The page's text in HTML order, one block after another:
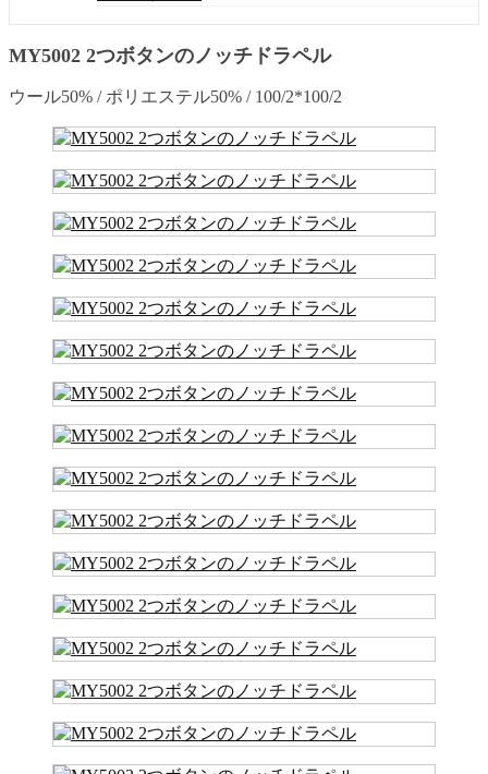
MY5002 2つボタンのノッチドラペル
ウール50% / ポリエステル50% / 100/2*100/2